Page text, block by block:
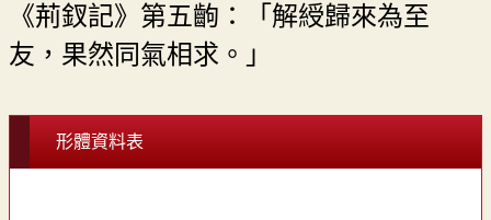
《荊釵記》第五齣：「解綬歸來為至
友，果然同氣相求。」
形體資料表